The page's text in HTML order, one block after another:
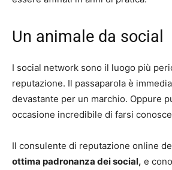
Un animale da social
I social network sono il luogo più
reputazione. Il passaparola è
devastante per un marchio. Oppure
occasione incredibile di farsi
Il consulente di reputazione online
ottima padronanza dei social, e